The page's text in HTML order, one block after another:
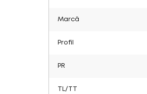
Marcă
Profil
PR
TL/TT